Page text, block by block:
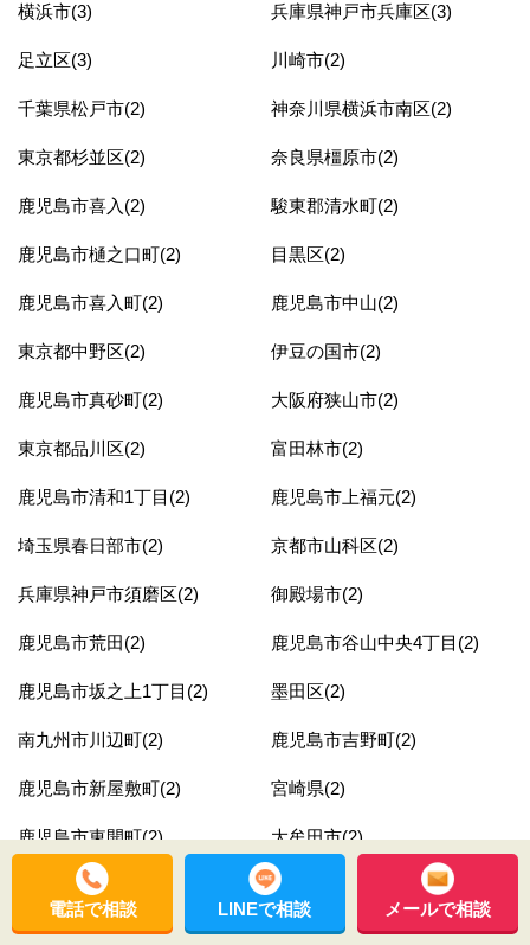
横浜市(3) 兵庫県神戸市兵庫区(3)
足立区(3) 川崎市(2)
千葉県松戸市(2) 神奈川県横浜市南区(2)
東京都杉並区(2) 奈良県橿原市(2)
鹿児島市喜入(2) 駿東郡清水町(2)
鹿児島市樋之口町(2) 目黒区(2)
鹿児島市喜入町(2) 鹿児島市中山(2)
東京都中野区(2) 伊豆の国市(2)
鹿児島市真砂町(2) 大阪府狭山市(2)
東京都品川区(2) 富田林市(2)
鹿児島市清和1丁目(2) 鹿児島市上福元(2)
埼玉県春日部市(2) 京都市山科区(2)
兵庫県神戸市須磨区(2) 御殿場市(2)
鹿児島市荒田(2) 鹿児島市谷山中央4丁目(2)
鹿児島市坂之上1丁目(2) 墨田区(2)
南九州市川辺町(2) 鹿児島市吉野町(2)
鹿児島市新屋敷町(2) 宮崎県(2)
鹿児島市東開町(2) 大牟田市(2)
埼玉県久喜市(2) 神奈川県横浜市西区(2)
東京都荒川区(2) 日置市東市来(2)
電話で相談 LINEで相談 メールで相談